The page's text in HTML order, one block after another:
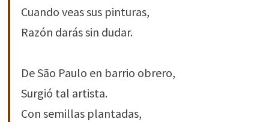
Cuando veas sus pinturas,
Razón darás sin dudar.
De São Paulo en barrio obrero,
Surgió tal artista.
Con semillas plantadas,